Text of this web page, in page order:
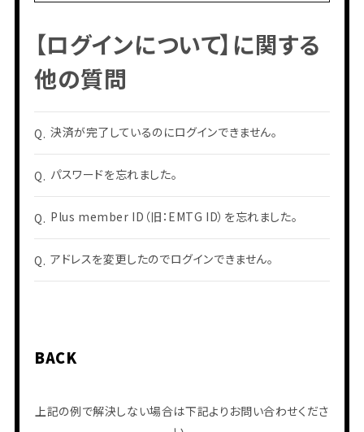
会員登録
PHOTO
Q&A
すにくじ
【ログインについて】に関する
他の質問
Q. 決済が完了しているのにログインできません。
Q. パスワードを忘れました。
Q. Plus member ID（旧：EMTG ID）を忘れました。
Q. アドレスを変更したのでログインできません。
BACK
上記の例で解決しない場合は下記よりお問い合わせくださ